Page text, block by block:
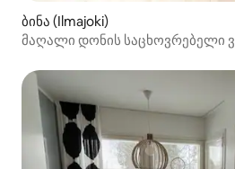
ბინა (Ilmajoki)
მაღალი დონის საცხოვრებელი